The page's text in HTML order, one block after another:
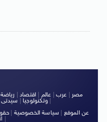
مصر عرب عالم اقتصاد رياضة
وتكنولوجيا| سيدتى
|
عن الموقع
سياسة الخصوصية